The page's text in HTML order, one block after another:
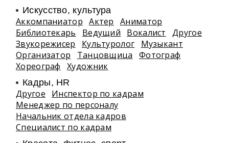
Искусство, культура
Аккомпаниатор Актер
Аниматор
Библиотекарь
Ведущий Вокалист
Другое
Звукорежисер
Культуролог
Музыкант
Организатор
Танцовщица
Фотограф
Хореограф
Художник
Кадры, HR
Другое
Инспектор по кадрам
Менеджер по персоналу
Начальник отдела кадров
Специалист по кадрам